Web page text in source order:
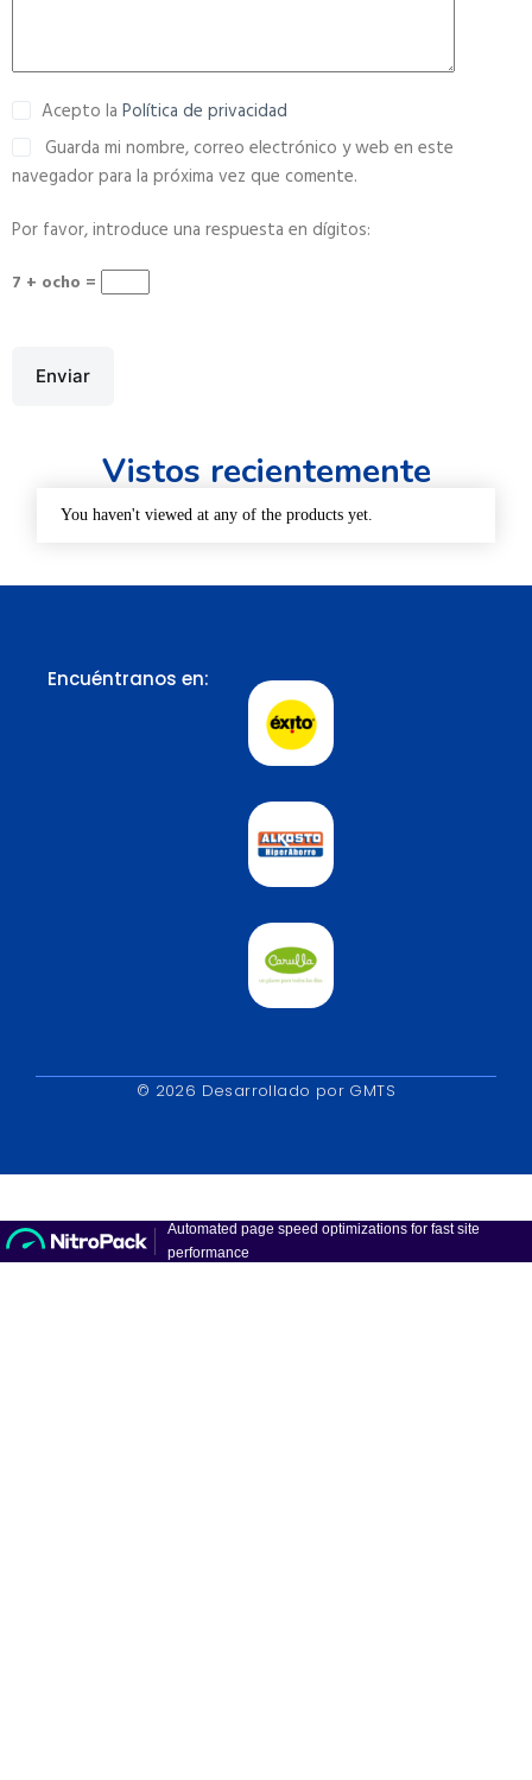
Acepto laPolítica de privacidad
Guarda mi nombre, correo electrónico y web en este
navegador para la próxima vez que comente.
Por favor, introduce una respuesta en dígitos:
7 + ocho =
Enviar
Vistos recientemente
You haven't viewed at any of the products yet.
Encuéntranos en:
© 2026 Desarrollado por GMTS